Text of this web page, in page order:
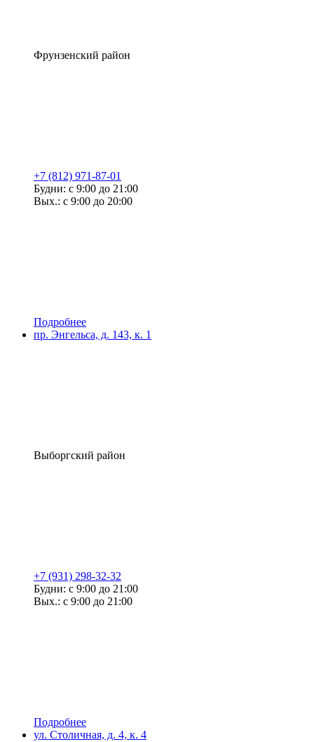
Фрунзенский район
+7 (812) 971-87-01
Будни: с 9:00 до 21:00
Вых.: с 9:00 до 20:00
Подробнее
пр. Энгельса, д. 143, к. 1
Выборгский район
+7 (931) 298-32-32
Будни: с 9:00 до 21:00
Вых.: с 9:00 до 21:00
Подробнее
ул. Столичная, д. 4, к. 4